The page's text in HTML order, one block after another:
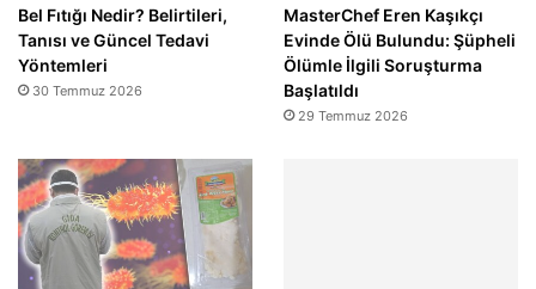
Bel Fıtığı Nedir? Belirtileri,
Tanısı ve Güncel Tedavi
Yöntemleri
30 Temmuz 2026
MasterChef Eren Kaşıkçı
Evinde Ölü Bulundu: Şüpheli
Ölümle İlgili Soruşturma
Başlatıldı
29 Temmuz 2026